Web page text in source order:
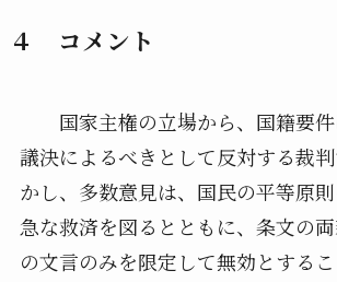
４ コメント
国家主権の立場から、国籍要件
議決によるべきとして反対する裁
かし、多数意見は、国民の平等原
急な救済を図るとともに、条文の
の文言のみを限定して無効とする